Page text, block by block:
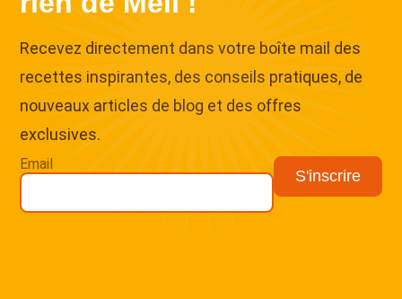
Recevez directement dans votre boîte mail des
recettes inspirantes, des conseils pratiques, de
nouveaux articles de blog et des offres
exclusives.
Email